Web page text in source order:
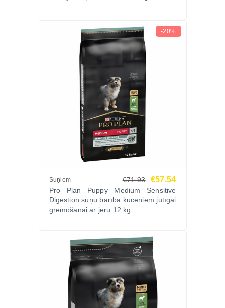
-20%
Suņiem €71.93 €57.54
Pro Plan Puppy Medium Sensitive
Digestion suņu barība kucēniem jutīgai
gremošanai ar jēru 12 kg